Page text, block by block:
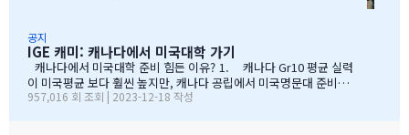
그래 뭐 "학생이 중심" 이렇게 간단하게 생각할 수 있지만 하나씩
예를 들면 공립 고등학교인데 학생들 대부분이 부모님처럼 고등학
교 졸업을 하고 농업에 종사하거나 육체노동이나 기술직에 취업할
예정이라면, 이 학생들이 굳이 수학 시간에 미적분까지 배울 이유가
없습니다. 그리고 English 과목도 너무 문학적으로 접근해서 가르
공지
IGE 캐미: 캐나다에서 미국대학 가기
캐나다에서 미국대학 준비 힘든 이유? 1. 캐나다 Gr10 평균 실력
이 미국평균 보다 훨씬 높지만, 캐나다 공립에서 미국명문대 준비를
하기에는 부족함 많아요. 캐나다 명문대 합격율이 30%-40%선 (미
957,016 회 조회 | 2023-12-18 작성